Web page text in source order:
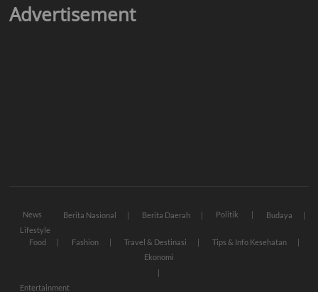
Advertisement
News Berita Nasional Berita Daerah Politik
Budaya
Lifestyle
Food
Fashion Travel & Destinasi
Tips & Info Kesehatan
Ekonomi
Entertainment